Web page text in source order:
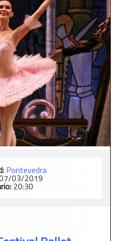
Pontevedra
03/2019
20:30